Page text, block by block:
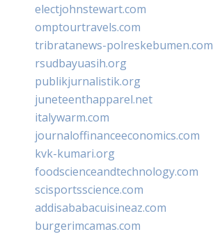
electjohnstewart.com
omptourtravels.com
tribratanews-polreskebumen.com
rsudbayuasih.org
publikjurnalistik.org
juneteenthapparel.net
italywarm.com
journaloffinanceeconomics.com
kvk-kumari.org
foodscienceandtechnology.com
scisportsscience.com
addisababacuisineaz.com
burgerimcamas.com